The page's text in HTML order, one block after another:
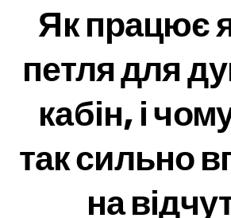
Як працює
петля для
кабін, і
так сильно
на